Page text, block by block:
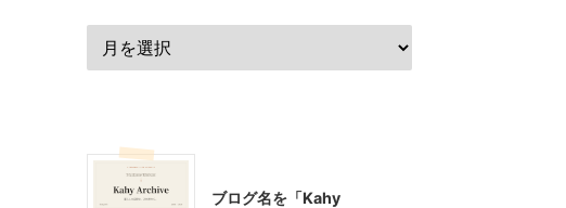
ブログ名を「Kahy